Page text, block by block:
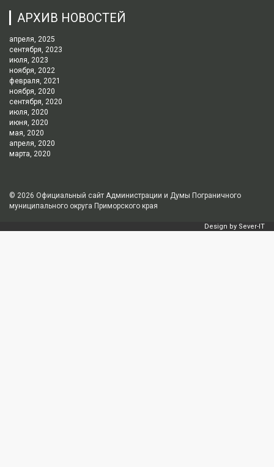
АРХИВ НОВОСТЕЙ
апреля, 2025
сентября, 2023
июля, 2023
ноября, 2022
февраля, 2021
ноября, 2020
сентября, 2020
июля, 2020
июня, 2020
мая, 2020
апреля, 2020
марта, 2020
© 2026 Официальный сайт Администрации и Думы Пограничного
муниципального округа Приморского края
Design by Sever-IT